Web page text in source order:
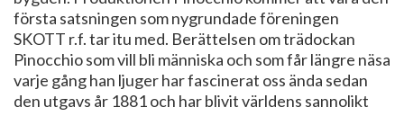
första satsningen som nygrundade föreningen
SKOTT r.f. tar itu med. Berättelsen om trädockan
Pinocchio som vill bli människa och som får längre näsa
varje gång han ljuger har fascinerat oss ända sedan
den utgavs år 1881 och har blivit världens sannolikt